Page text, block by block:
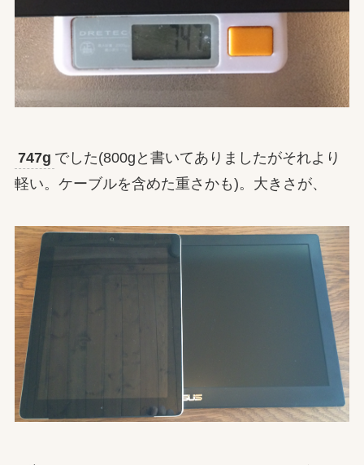
747g でした(800gと書いてありましたがそれより
軽い。ケーブルを含めた重さかも)。大きさが、